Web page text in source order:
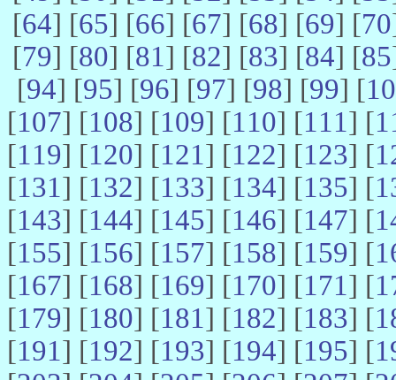
[64] [65] [66] [67] [68] [69] [70
[79] [80] [81] [82] [83] [84] [85
[94] [95] [96] [97] [98] [99] [
[107] [108] [109] [110] [111] [
[119] [120] [121] [122] [123] [
[131] [132] [133] [134] [135] [
[143] [144] [145] [146] [147] [
[155] [156] [157] [158] [159] [
[167] [168] [169] [170] [171] [
[179] [180] [181] [182] [183] [
[191] [192] [193] [194] [195] [